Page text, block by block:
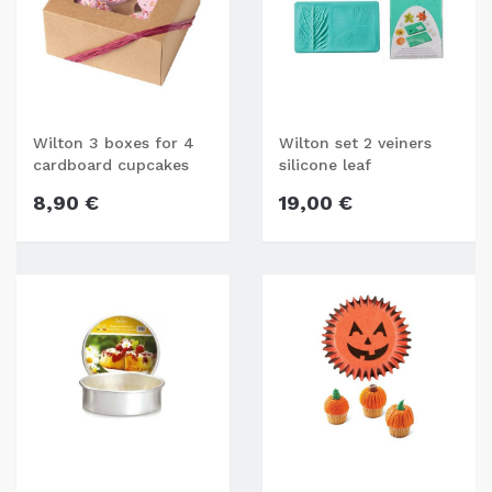
Wilton 3 boxes for 4
cardboard cupcakes
8,90 €
Wilton set 2 veiners
silicone leaf
19,00 €